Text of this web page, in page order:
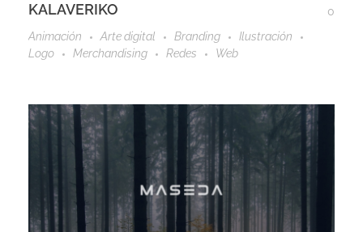
KALAVERIKO
0
Animación
Arte digital Branding
Ilustración
Logo
Merchandising Redes Web